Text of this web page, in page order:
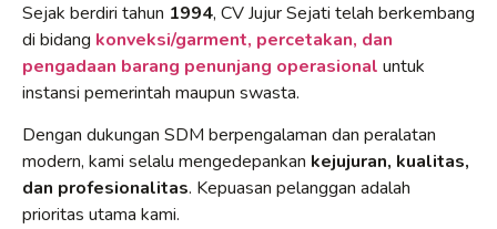
Sejak berdiri tahun 1994, CV Jujur Sejati telah berkembang
di bidang konveksi/garment, percetakan, dan
pengadaan barang penunjang operasional untuk
instansi pemerintah maupun swasta.
Dengan dukungan SDM berpengalaman dan peralatan
modern, kami selalu mengedepankan kejujuran, kualitas,
dan profesionalitas. Kepuasan pelanggan adalah
prioritas utama kami.